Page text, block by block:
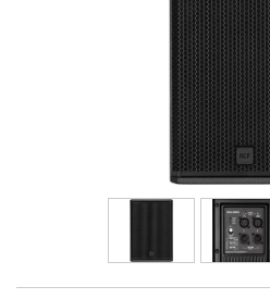
Toetsenbord & Piano
Synths & samplers
Hoofdtelefoon